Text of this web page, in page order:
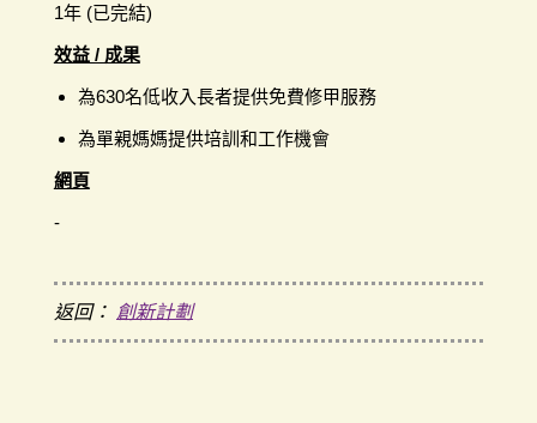
1年 (已完結)
效益 / 成果
為630名低收入長者提供免費修甲服務
為單親媽媽提供培訓和工作機會
網頁
-
返回： 創新計劃